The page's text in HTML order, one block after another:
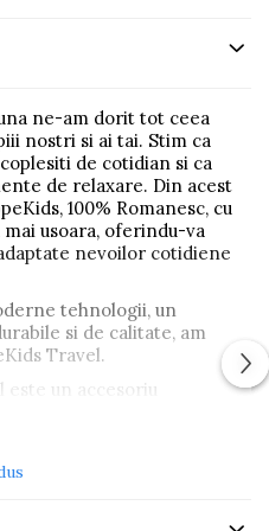
ne-am dorit tot ceea
nostri si ai tai. Stim ca
de cotidian si ca
de relaxare. Din acest
100% Romanesc, cu
usoara, oferindu-va
nevoilor cotidiene
tehnologii, un
si de calitate, am
Travel.
este un accesoriu
la varsta de 3 ani. Este
ca un carucior sa fie
pasager siguranta si
crearea caruciorului